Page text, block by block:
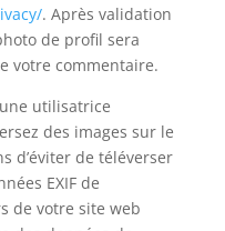
. Après validation
de profil sera
votre commentaire.
utilisatrice
des images sur le
d’éviter de téléverser
EXIF de
de votre site web